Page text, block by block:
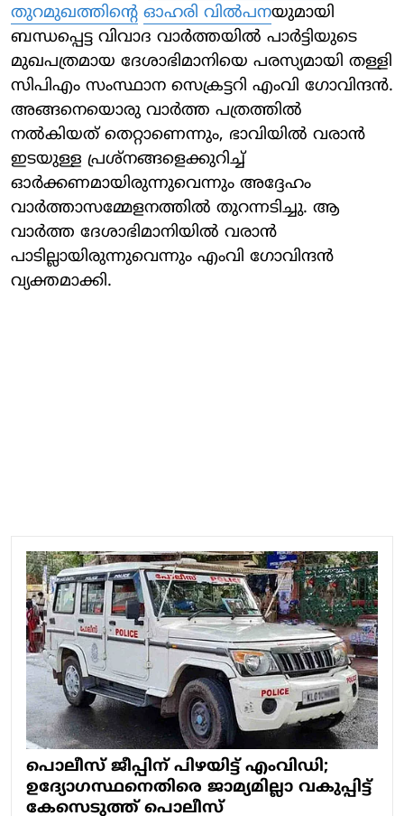
തുറമുഖത്തിന്റെ ഓഹരി വിൽപനയുമായി
ബന്ധപ്പെട്ട വിവാദ വാർത്തയിൽ പാർട്ടിയുടെ
മുഖപത്രമായ ദേശാഭിമാനിയെ പരസ്യമായി തള്ളി
സിപിഎം സംസ്ഥാന സെക്രട്ടറി എംവി ഗോവിന്ദൻ.
അങ്ങനെയൊരു വാർത്ത പത്രത്തിൽ
നൽകിയത് തെറ്റാണെന്നും, ഭാവിയിൽ വരാൻ
ഇടയുള്ള പ്രശ്നങ്ങളെക്കുറിച്ച്
ഓർക്കണമായിരുന്നുവെന്നും അദ്ദേഹം
വാർത്താസമ്മേളനത്തിൽ തുറന്നടിച്ചു. ആ
വാർത്ത ദേശാഭിമാനിയിൽ വരാൻ
പാടില്ലായിരുന്നുവെന്നും എംവി ഗോവിന്ദൻ
വ്യക്തമാക്കി.
പൊലീസ് ജീപ്പിന് പിഴയിട്ട് എംവിഡി;
ഉദ്യോഗസ്ഥനെതിരെ ജാമ്യമില്ലാ വകുപ്പിട്ട്
കേസെടുത്ത് പൊലീസ്